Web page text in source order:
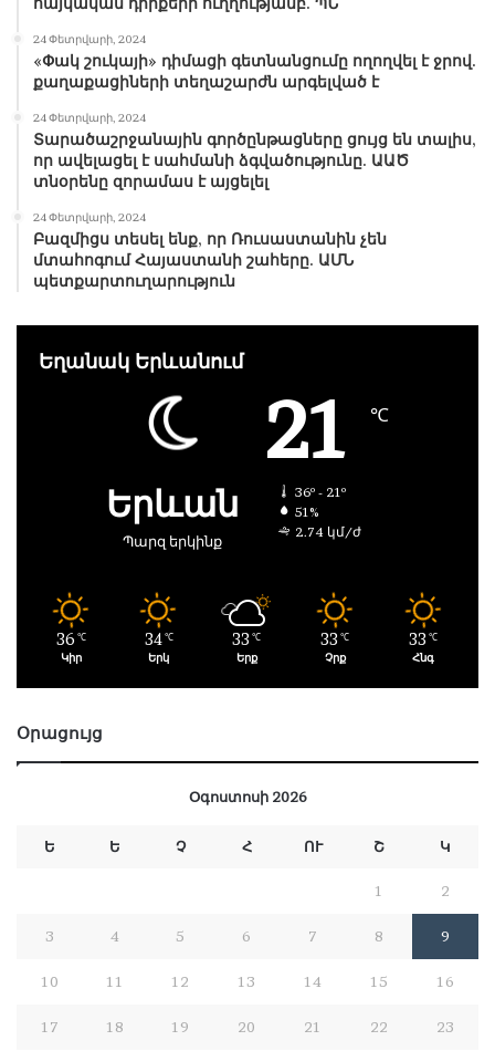
24 Փետրվարի, 2024
«Փակ շուկայի» դիմացի գետնանցումը ողողվել է ջրով.
քաղաքացիների տեղաշարժն արգելված է
24 Փետրվարի, 2024
Տարածաշրջանային գործընթացները ցույց են տալիս,
որ ավելացել է սահմանի ձգվածությունը. ԱԱԾ
տնօրենը զորամաս է այցելել
24 Փետրվարի, 2024
Բազմիցս տեսել ենք, որ Ռուսաստանին չեն
մտահոգում Հայաստանի շահերը. ԱՄՆ
պետքարտուղարություն
Եղանակ Երևանում
Երևան
Պարզ երկինք
21 ℃
36º - 21º
51%
2.74 կմ/ժ
36 ℃
Կիր
34 ℃
Երկ
33 ℃
Երք
33 ℃
Չրք
33 ℃
Հնգ
Օրացույց
Օգոստոսի 2026
Ե Ե Չ Հ ՈՒ Շ Կ
1 2
3 4 5 6 7 8 9
10 11 12 13 14 15 16
17 18 19 20 21 22 23